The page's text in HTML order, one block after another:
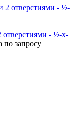
отверстиями - ½-x-
по запросу